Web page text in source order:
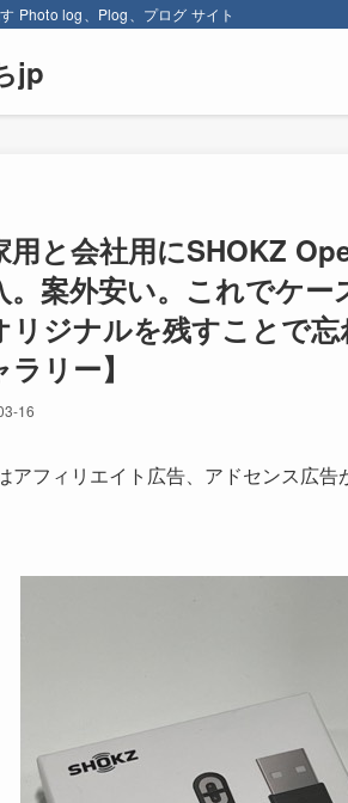
Photo log、Plog、プログ サイト
jp
用と会社用にSHOKZ
。案外安い。これでケ
リジナルを残すことで
ラリー】
16
アフィリエイト広告、アドセンス広告